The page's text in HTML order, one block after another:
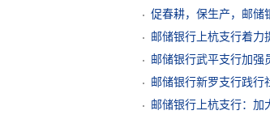
促春耕，保生产，邮储
邮储银行上杭支行着力
邮储银行武平支行加强
邮储银行新罗支行践行
邮储银行上杭支行：加